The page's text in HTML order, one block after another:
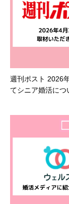
週刊ポスト 2026
てシニア婚活につ